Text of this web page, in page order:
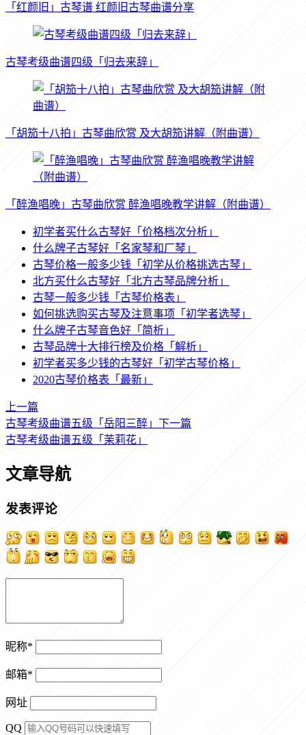
「红颜旧」古琴谱 红颜旧古琴曲谱分享
古琴考级曲谱四级「归去来辞」
「胡笳十八拍」古琴曲欣赏 及大胡笳讲解（附曲谱）
「醉渔唱晚」古琴曲欣赏 醉渔唱晚教学讲解（附曲谱）
初学者买什么古琴好「价格档次分析」
什么牌子古琴好「名家琴和厂琴」
古琴价格一般多少钱「初学从价格挑选古琴」
北方买什么古琴好「北方古琴品牌分析」
古琴一般多少钱「古琴价格表」
如何挑选购买古琴及注意事项「初学者选琴」
什么牌子古琴音色好「简析」
古琴品牌十大排行榜及价格「解析」
初学者买多少钱的古琴好「初学古琴价格」
2020古琴价格表「最新」
上一篇
古琴考级曲谱五级「岳阳三醉」 下一篇
古琴考级曲谱五级「茉莉花」
文章导航
发表评论
昵称*
邮箱*
网址
QQ